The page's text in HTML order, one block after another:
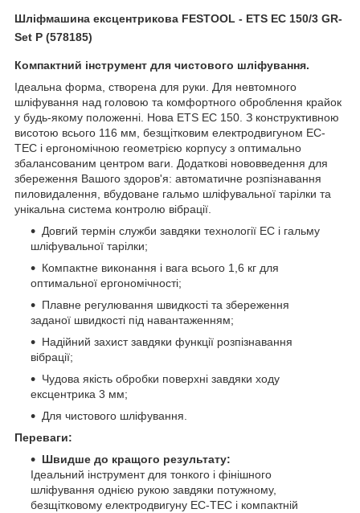
Шліфмашина ексцентрикова FESTOOL - ETS EC 150/3 GR-
Set P (578185)
Компактний інструмент для чистового шліфування.
Ідеальна форма, створена для руки. Для невтомного
шліфування над головою та комфортного оброблення крайок
у будь-якому положенні. Нова ETS EC 150. З конструктивною
висотою всього 116 мм, безщітковим електродвигуном EC-
TEC і ергономічною геометрією корпусу з оптимально
збалансованим центром ваги. Додаткові нововведення для
збереження Вашого здоров'я: автоматичне розпізнавання
пиловидалення, вбудоване гальмо шліфувальної тарілки та
унікальна система контролю вібрації.
Довгий термін служби завдяки технології EC і гальму
шліфувальної тарілки;
Компактне виконання і вага всього 1,6 кг для
оптимальної ергономічності;
Плавне регулювання швидкості та збереження
заданої швидкості під навантаженням;
Надійний захист завдяки функції розпізнавання
вібрації;
Чудова якість обробки поверхні завдяки ходу
ексцентрика 3 мм;
Для чистового шліфування.
Переваги:
Швидше до кращого результату:
Ідеальний інструмент для тонкого і фінішного
шліфування однією рукою завдяки потужному,
безщітковому електродвигуну EC-TEC і компактній